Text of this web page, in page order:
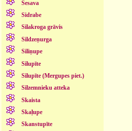
Sesava
Sidrabe
Silakroga grāvis
Sildzeņurga
Siliņupe
Silupīte
Silupīte (Mergupes piet.)
Silzemnieku atteka
Skaista
Skaļupe
Skanstupīte